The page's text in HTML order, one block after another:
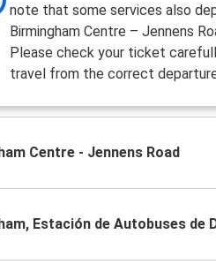
note that some services also
Birmingham Centre – Jennens
Please check your ticket
travel from the correct
Centre - Jennens Road
Estación de Autobuses de